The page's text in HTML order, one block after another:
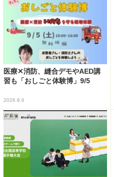
医療✕消防、縫合デモやAED講
習も「おしごと体験博」9/5
2026.8.6